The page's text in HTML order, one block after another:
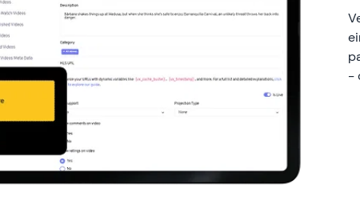
-